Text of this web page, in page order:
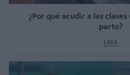
¿Por qué acudir a las
parto?
LEER